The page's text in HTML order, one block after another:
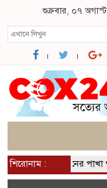
শুক্রবার, ০৭
শিরোনাম :
তারেক রহমানের পাখা